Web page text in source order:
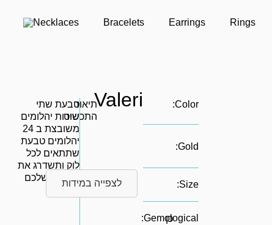
Rings
Earrings
Bracelets
Necklaces
Valeri Color:
Gold:
Size: לצפייה במידות
Gemological:
כן
תיאור
התכשיט
טבעת שתי
שורות יהלומים
משובצת ב 24
יהלומים טבעת
שתתאים לכל
לוק ותשדרג את
הסטייל שלכם